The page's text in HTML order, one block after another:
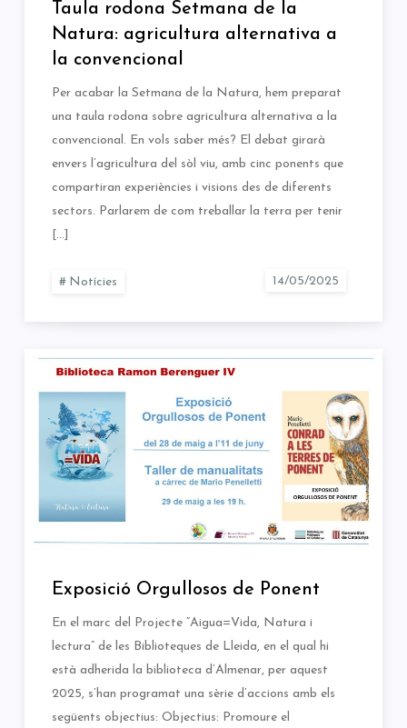
Taula rodona Setmana de la
Natura: agricultura alternativa a
la convencional
Per acabar la Setmana de la Natura, hem preparat
una taula rodona sobre agricultura alternativa a la
convencional. En vols saber més? El debat girarà
envers l’agricultura del sòl viu, amb cinc ponents que
compartiran experiències i visions des de diferents
sectors. Parlarem de com treballar la terra per tenir
[…]
Notícies
Exposició Orgullosos de Ponent
En el marc del Projecte “Aigua=Vida, Natura i
lectura” de les Biblioteques de Lleida, en el qual hi
està adherida la biblioteca d’Almenar, per aquest
2025, s’han programat una sèrie d’accions amb els
següents objectius: Objectius: Promoure el